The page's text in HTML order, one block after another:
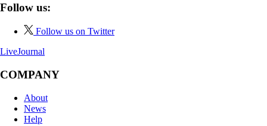
Follow us:
Follow us on Twitter
LiveJournal
COMPANY
About
News
Help